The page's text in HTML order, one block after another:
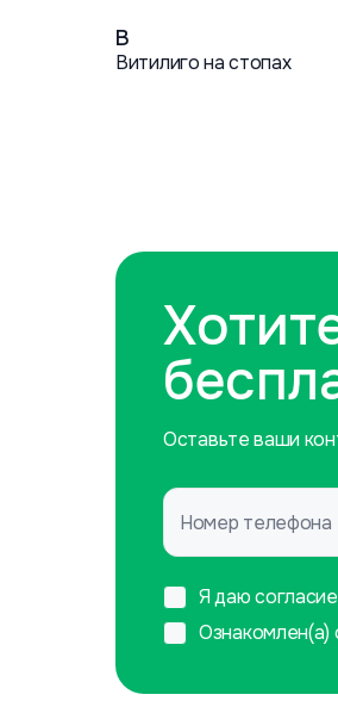
В
Витилиго на стопах
Оставьте ваши
Номер телефона
Я даю
Ознакомлен(а)